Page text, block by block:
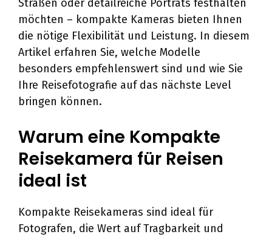
Straßen oder detailreiche Porträts festhalten
möchten – kompakte Kameras bieten Ihnen
die nötige Flexibilität und Leistung. In diesem
Artikel erfahren Sie, welche Modelle
besonders empfehlenswert sind und wie Sie
Ihre Reisefotografie auf das nächste Level
bringen können.
Warum eine Kompakte
Reisekamera für Reisen
ideal ist
Kompakte Reisekameras sind ideal für
Fotografen, die Wert auf Tragbarkeit und